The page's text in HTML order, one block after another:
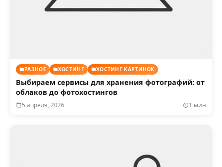
РАЗНОЕ ХОСТИНГ ХОСТИНГ КАРТИНОК
Выбираем сервисы для хранения фотографий: от
облаков до фотохостингов
5 апреля, 2026 1 мин